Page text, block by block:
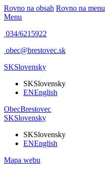
Rovno na obsah Rovno na menu
Menu
034/6215922
obec@brestovec.sk
SKSlovensky
SKSlovensky
ENEnglish
ObecBrestovec
SKSlovensky
SKSlovensky
ENEnglish
Mapa webu